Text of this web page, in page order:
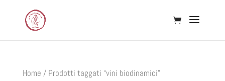
Home / Prodotti taggati “vini biodinamici”